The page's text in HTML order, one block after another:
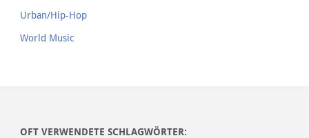
Urban/Hip-Hop
World Music
OFT VERWENDETE SCHLAGWÖRTER: